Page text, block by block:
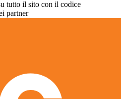
tutto il sito con il codice
partner